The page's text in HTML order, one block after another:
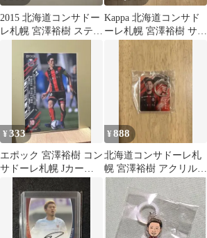
2015 北海道コンサドー
レ札幌 宮澤裕樹 ステッ
Kappa 北海道コンサド
ーレ札幌 宮澤裕樹 サイ
ン入りユニフォーム
¥333
エポック 宮澤裕樹 コン
サドーレ札幌 Jカード
Ｊリーグ 2021 #255
¥888
北海道コンサドーレ札
幌 宮澤裕樹 アクリルキ
ーホルダー